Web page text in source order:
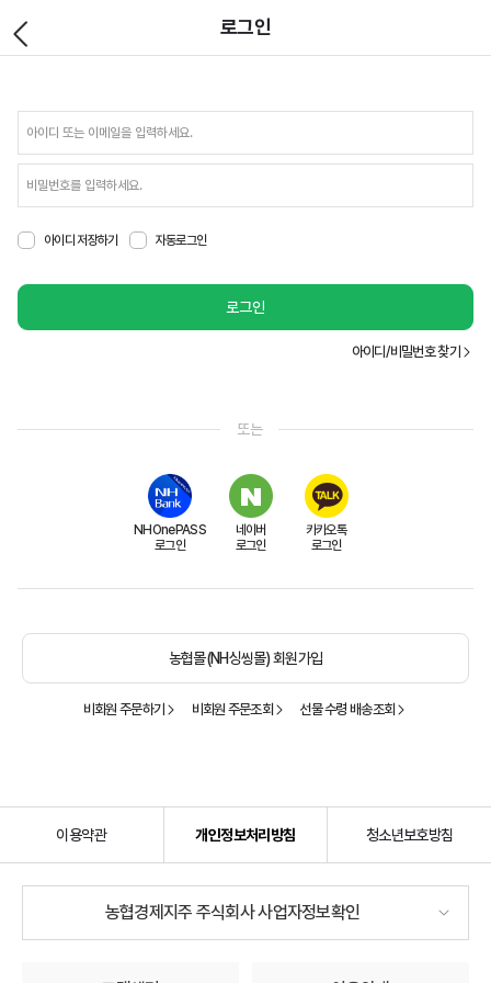
로그인
아이디 저장하기 자동로그인
로그인
아이디/비밀번호 찾기
NHOnePASS
로그인
네이버
로그인
카카오톡
로그인
농협몰(NH싱씽몰) 회원가입
비회원 주문하기 비회원 주문조회 선물 수령 배송조회
이용약관 개인정보처리방침 청소년보호방침
농협경제지주 주식회사 사업자정보확인